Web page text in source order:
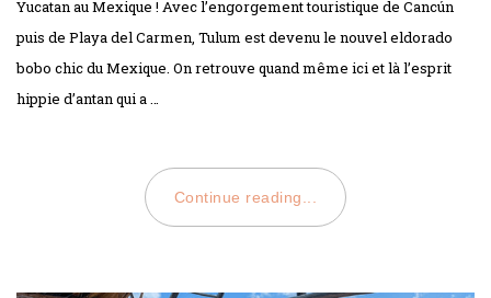
Yucatan au Mexique ! Avec l’engorgement touristique de Cancún
puis de Playa del Carmen, Tulum est devenu le nouvel eldorado
bobo chic du Mexique. On retrouve quand même ici et là l’esprit
hippie d’antan qui a …
Continue reading...